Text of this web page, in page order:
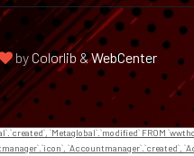
by Colorlib &WebCenter
`Metaglobal`.`modified` FROM
`Accountmanager`.`created`,